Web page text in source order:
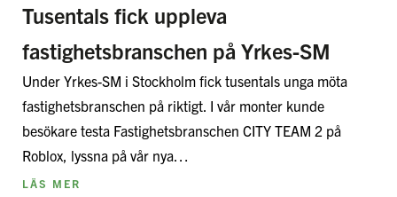
Tusentals fick uppleva
fastighetsbranschen på Yrkes-SM
Under Yrkes-SM i Stockholm fick tusentals unga möta
fastighetsbranschen på riktigt. I vår monter kunde
besökare testa Fastighetsbranschen CITY TEAM 2 på
Roblox, lyssna på vår nya…
LÄS MER